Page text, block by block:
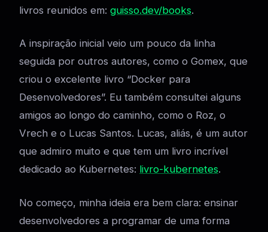
livros reunidos em: guisso.dev/books.
A inspiração inicial veio um pouco da linha
seguida por outros autores, como o Gomex, que
criou o excelente livro “Docker para
Desenvolvedores”. Eu também consultei alguns
amigos ao longo do caminho, como o Roz, o
Vrech e o Lucas Santos. Lucas, aliás, é um autor
que admiro muito e que tem um livro incrível
dedicado ao Kubernetes: livro-kubernetes.
No começo, minha ideia era bem clara: ensinar
desenvolvedores a programar de uma forma